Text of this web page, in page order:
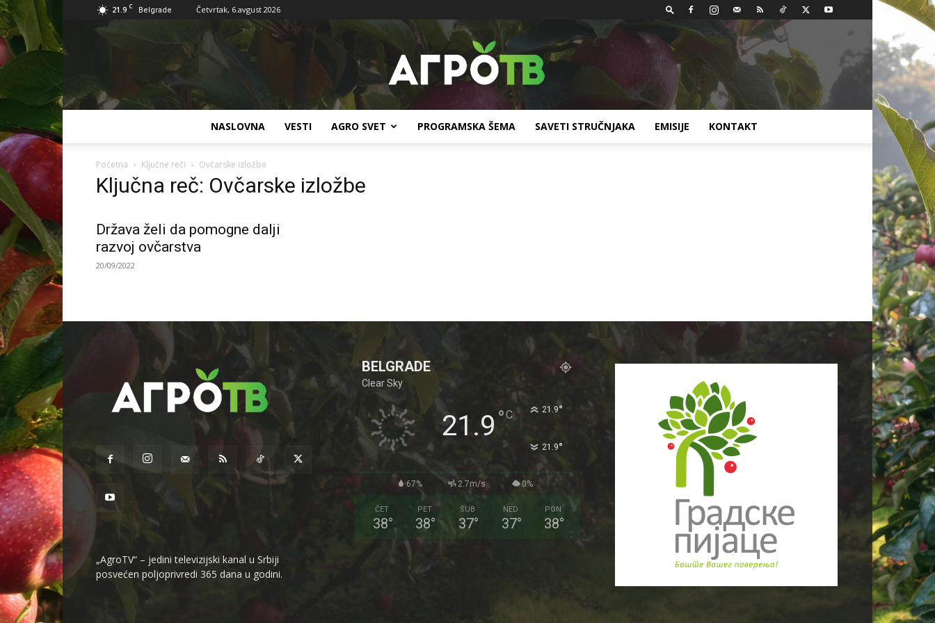
21.9 C Belgrade Četvrtak, 6.avgust 2026
NASLOVNA VESTI AGRO SVET PROGRAMSKA ŠEMA SAVETI STRUČNJAKA EMISIJE KONTAKT
Početna Ključne reči Ovčarske izložbe
Ključna reč: Ovčarske izložbe
Država želi da pomogne dalji
razvoj ovčarstva
20/09/2022
„AgroTV“ – jedini televizijski kanal u Srbiji
posvećen poljoprivredi 365 dana u godini.
BELGRADE
Clear Sky
21.9°C 21.9°
21.9°
67% 2.7m/s 0%
ČET
38°
PET
38°
SUB
37°
NED
37°
PON
38°